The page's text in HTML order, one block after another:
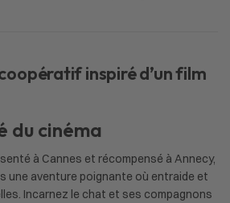
inspiré d’un film
du cinéma
à Cannes et récompensé à Annecy,
une aventure poignante où entraide et
Incarnez le chat et ses compagnons